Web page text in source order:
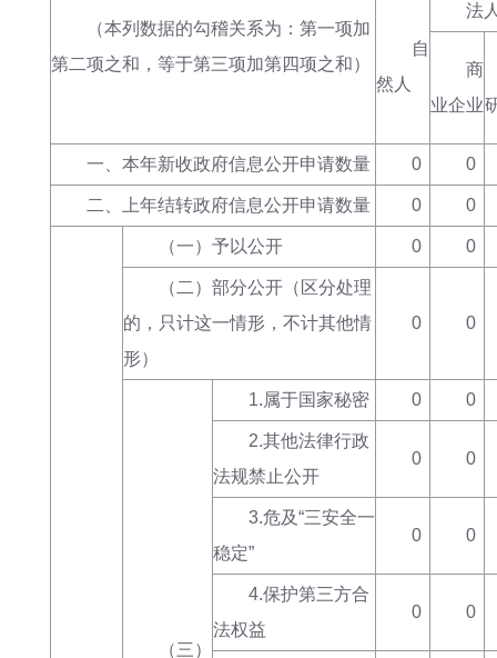
（本列数据的勾稽关系为：第一项加
第二项之和，等于第三项加第四项之和）
自
然人
法
商
业企业
一、本年新收政府信息公开申请数量 0 0
二、上年结转政府信息公开申请数量 0 0
（一）予以公开 0 0
（二）部分公开（区分处理
的，只计这一情形，不计其他情
形）
0 0
（三）
1.属于国家秘密 0 0
2.其他法律行政
法规禁止公开
0 0
3.危及“三安全一
稳定”
0 0
4.保护第三方合
法权益
0 0